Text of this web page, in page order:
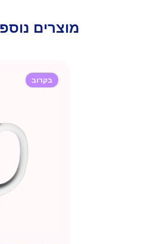
מוצרים
בקרוב